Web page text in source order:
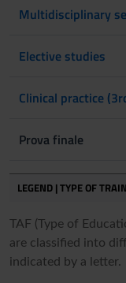
Multidisciplinary
Elective studies
Clinical practice
Prova finale
LEGEND | TYPE OF
TAF (Type of
are classified into
indicated by a letter.